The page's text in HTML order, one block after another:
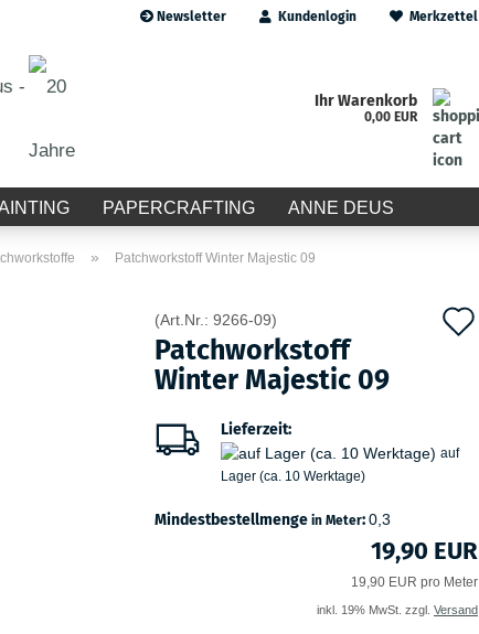
Newsletter Kundenlogin
Passwort
Passwort vergessen?
Merkzettel
Ihr Warenkorb
0,00 EUR
PAPERCRAFTING ANNE DEUS
» Patchworkstoff Winter Majestic 09
(Art.Nr.: 9266-09)
Patchworkstoff
Winter Majestic 09
Lieferzeit:
auf
Lager (ca. 10 Werktage)
Mindestbestellmenge in Meter:0,3
19,90 EUR
19,90 EUR pro Meter
inkl. 19% MwSt. zzgl. Versand